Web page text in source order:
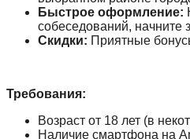
Быстрое оформление:
собеседований, начните
Скидки: Приятные
Требования:
Возраст от 18 лет (в
Наличие смартфона на